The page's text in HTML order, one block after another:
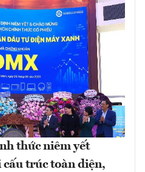
thức niêm yết
trúc toàn diện,